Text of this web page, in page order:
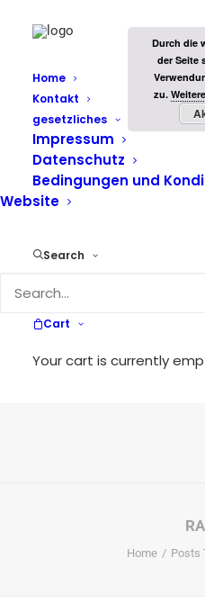
Home
Kontakt
gesetzliches
Impressum
Datenschutz
Bedingungen und
Website
Search
Cart
Your cart is currently
Home Posts
Durch die
der Seite
zu.